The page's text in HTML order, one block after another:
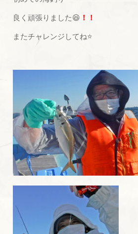
良く頑張りました😆 ！！
またチャレンジしてね⭐